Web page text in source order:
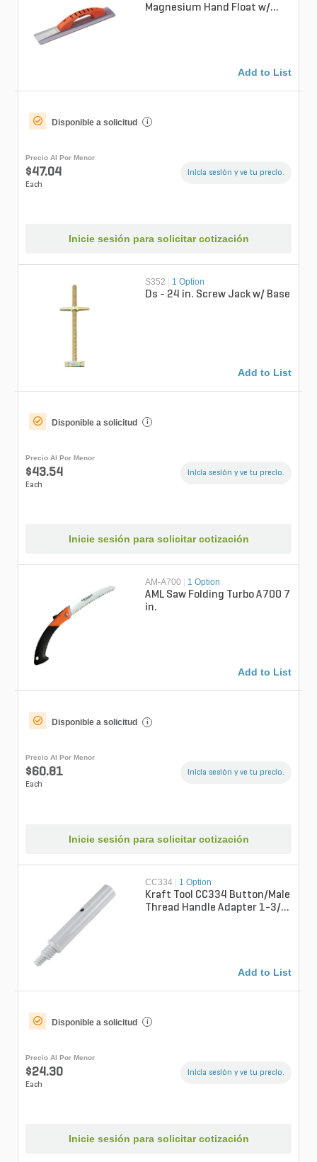
Magnesium Hand Float w/
Add to List
Disponible a solicitud i
Precio Al Por Menor
$47.04
Each
Inicia sesión y ve tu precio.
Inicie sesión para solicitar cotización
S352 1 Option
Ds - 24 in. Screw Jack w/ Base
Add to List
Disponible a solicitud i
Precio Al Por Menor
$43.54
Each
Inicia sesión y ve tu precio.
Inicie sesión para solicitar cotización
AM-A700 1 Option
AML Saw Folding Turbo A700 7
in.
Add to List
Disponible a solicitud i
Precio Al Por Menor
$60.81
Each
Inicia sesión y ve tu precio.
Inicie sesión para solicitar cotización
CC334 | 1 Option
Kraft Tool CC334 Button/Male
Thread Handle Adapter 1-3/8
Add to List
Disponible a solicitud i
Precio Al Por Menor
$24.30
Each
Inicia sesión y ve tu precio.
Inicie sesión para solicitar cotización